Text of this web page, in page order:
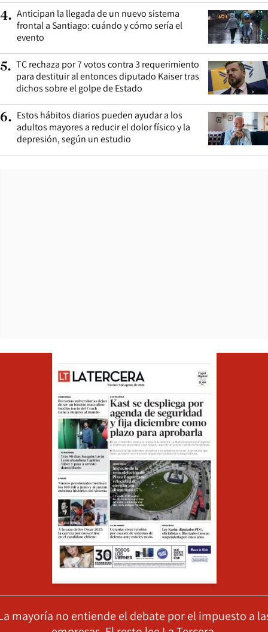
4. Anticipan la llegada de un nuevo sistema
frontal a Santiago: cuándo y cómo sería el
evento
5. TC rechaza por 7 votos contra 3 requerimiento
para destituir al entonces diputado Kaiser tras
dichos sobre el golpe de Estado
6. Estos hábitos diarios pueden ayudar a los
adultos mayores a reducir el dolor físico y la
depresión, según un estudio
mayoría no entiende el debate por el impuesto a